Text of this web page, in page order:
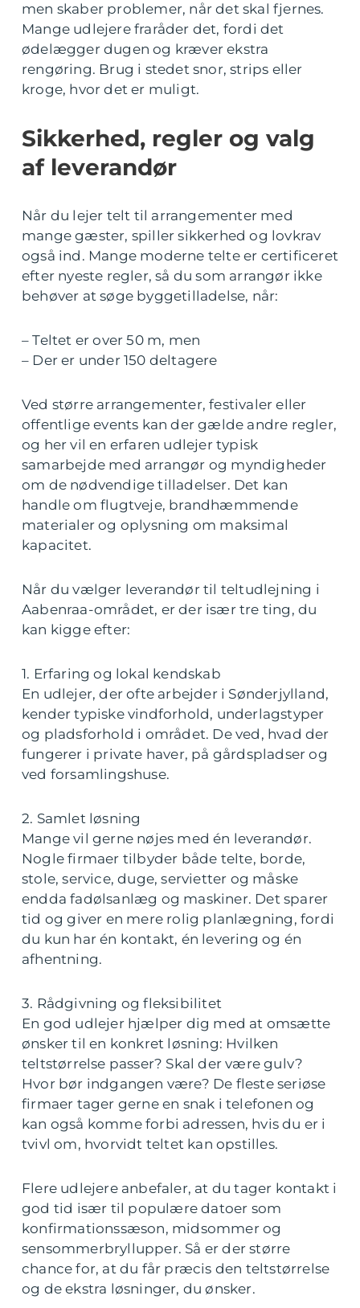
men skaber problemer, når det skal fjernes.
Mange udlejere fraråder det, fordi det
ødelægger dugen og kræver ekstra
rengøring. Brug i stedet snor, strips eller
kroge, hvor det er muligt.
Sikkerhed, regler og valg
af leverandør
Når du lejer telt til arrangementer med
mange gæster, spiller sikkerhed og lovkrav
også ind. Mange moderne telte er certificeret
efter nyeste regler, så du som arrangør ikke
behøver at søge byggetilladelse, når:
– Teltet er over 50 m, men
– Der er under 150 deltagere
Ved større arrangementer, festivaler eller
offentlige events kan der gælde andre regler,
og her vil en erfaren udlejer typisk
samarbejde med arrangør og myndigheder
om de nødvendige tilladelser. Det kan
handle om flugtveje, brandhæmmende
materialer og oplysning om maksimal
kapacitet.
Når du vælger leverandør til teltudlejning i
Aabenraa-området, er der især tre ting, du
kan kigge efter:
1. Erfaring og lokal kendskab
En udlejer, der ofte arbejder i Sønderjylland,
kender typiske vindforhold, underlagstyper
og pladsforhold i området. De ved, hvad der
fungerer i private haver, på gårdspladser og
ved forsamlingshuse.
2. Samlet løsning
Mange vil gerne nøjes med én leverandør.
Nogle firmaer tilbyder både telte, borde,
stole, service, duge, servietter og måske
endda fadølsanlæg og maskiner. Det sparer
tid og giver en mere rolig planlægning, fordi
du kun har én kontakt, én levering og én
afhentning.
3. Rådgivning og fleksibilitet
En god udlejer hjælper dig med at omsætte
ønsker til en konkret løsning: Hvilken
teltstørrelse passer? Skal der være gulv?
Hvor bør indgangen være? De fleste seriøse
firmaer tager gerne en snak i telefonen og
kan også komme forbi adressen, hvis du er i
tvivl om, hvorvidt teltet kan opstilles.
Flere udlejere anbefaler, at du tager kontakt i
god tid især til populære datoer som
konfirmationssæson, midsommer og
sensommerbryllupper. Så er der større
chance for, at du får præcis den teltstørrelse
og de ekstra løsninger, du ønsker.